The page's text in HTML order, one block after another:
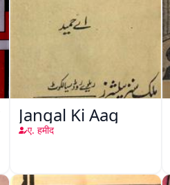
Jangal Ki Aag
ए. हमीद